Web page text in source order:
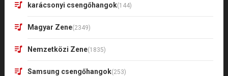
karácsonyi csengőhangok(144)
Magyar Zene(2349)
Nemzetközi Zene(1835)
Samsung csengőhangok(253)